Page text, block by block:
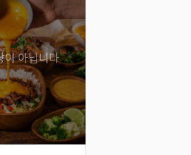
이 아닙니다